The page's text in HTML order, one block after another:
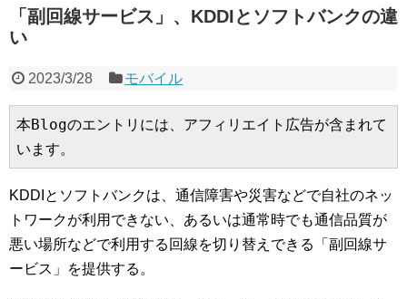
「副回線サービス」、KDDIとソフトバンクの違
い
2023/3/28 モバイル
本Blogのエントリには、アフィリエイト広告が含まれて
います。
KDDIとソフトバンクは、通信障害や災害などで自社のネッ
トワークが利用できない、あるいは通常時でも通信品質が
悪い場所などで利用する回線を切り替えできる「副回線サ
ービス」を提供する。